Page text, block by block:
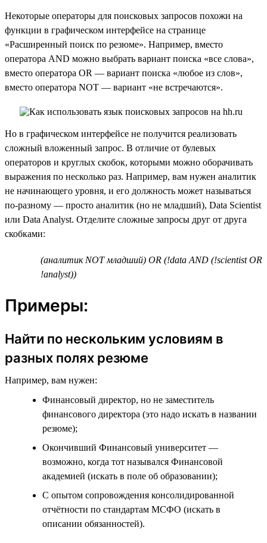
Некоторые операторы для поисковых запросов похожи на
функции в графическом интерфейсе на странице
«Расширенный поиск по резюме». Например, вместо
оператора AND можно выбрать вариант поиска «все слова»,
вместо оператора OR — вариант поиска «любое из слов»,
вместо оператора NOT — вариант «не встречаются».
Но в графическом интерфейсе не получится реализовать
сложный вложенный запрос. В отличие от булевых
операторов и круглых скобок, которыми можно оборачивать
выражения по несколько раз. Например, вам нужен аналитик
не начинающего уровня, и его должность может называться
по-разному — просто аналитик (но не младший), Data Scientist
или Data Analyst. Отделите сложные запросы друг от друга
скобками:
(аналитик NOT младший) OR (!data AND (!scientist OR
!analyst))
Примеры:
Найти по нескольким условиям в
разных полях резюме
Например, вам нужен:
Финансовый директор, но не заместитель
финансового директора (это надо искать в названии
резюме);
Окончивший Финансовый университет —
возможно, когда тот назывался Финансовой
академией (искать в поле об образовании);
С опытом сопровождения консолидированной
отчётности по стандартам МСФО (искать в
описании обязанностей).